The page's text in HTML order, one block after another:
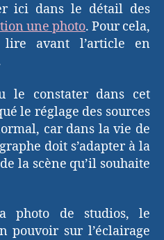
ici dans le détail des
une photo. Pour cela,
avant l’article en
le constater dans cet
le réglage des sources
car dans la vie de
doit s’adapter à la
la scène qu’il souhaite
photo de studios, le
pouvoir sur l’éclairage